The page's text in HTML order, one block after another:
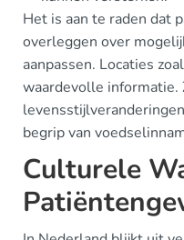
Het is aan te raden dat
overleggen over
aanpassen. Locaties
waardevolle informatie.
begrip van
Culturele